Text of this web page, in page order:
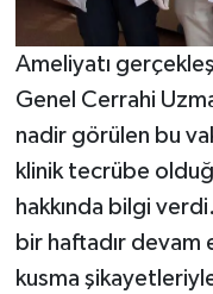
Ameliyatı
Genel Cerrahi
nadir görülen bu
klinik tecrübe
hakkında bilgi
bir haftadır devam
kusma